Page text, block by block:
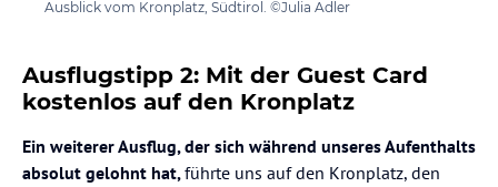
Ausblick vom Kronplatz, Südtirol. ©Julia Adler
Ausflugstipp 2: Mit der Guest Card
kostenlos auf den Kronplatz
Ein weiterer Ausflug, der sich während unseres Aufenthalts
absolut gelohnt hat,führte uns auf den Kronplatz, den